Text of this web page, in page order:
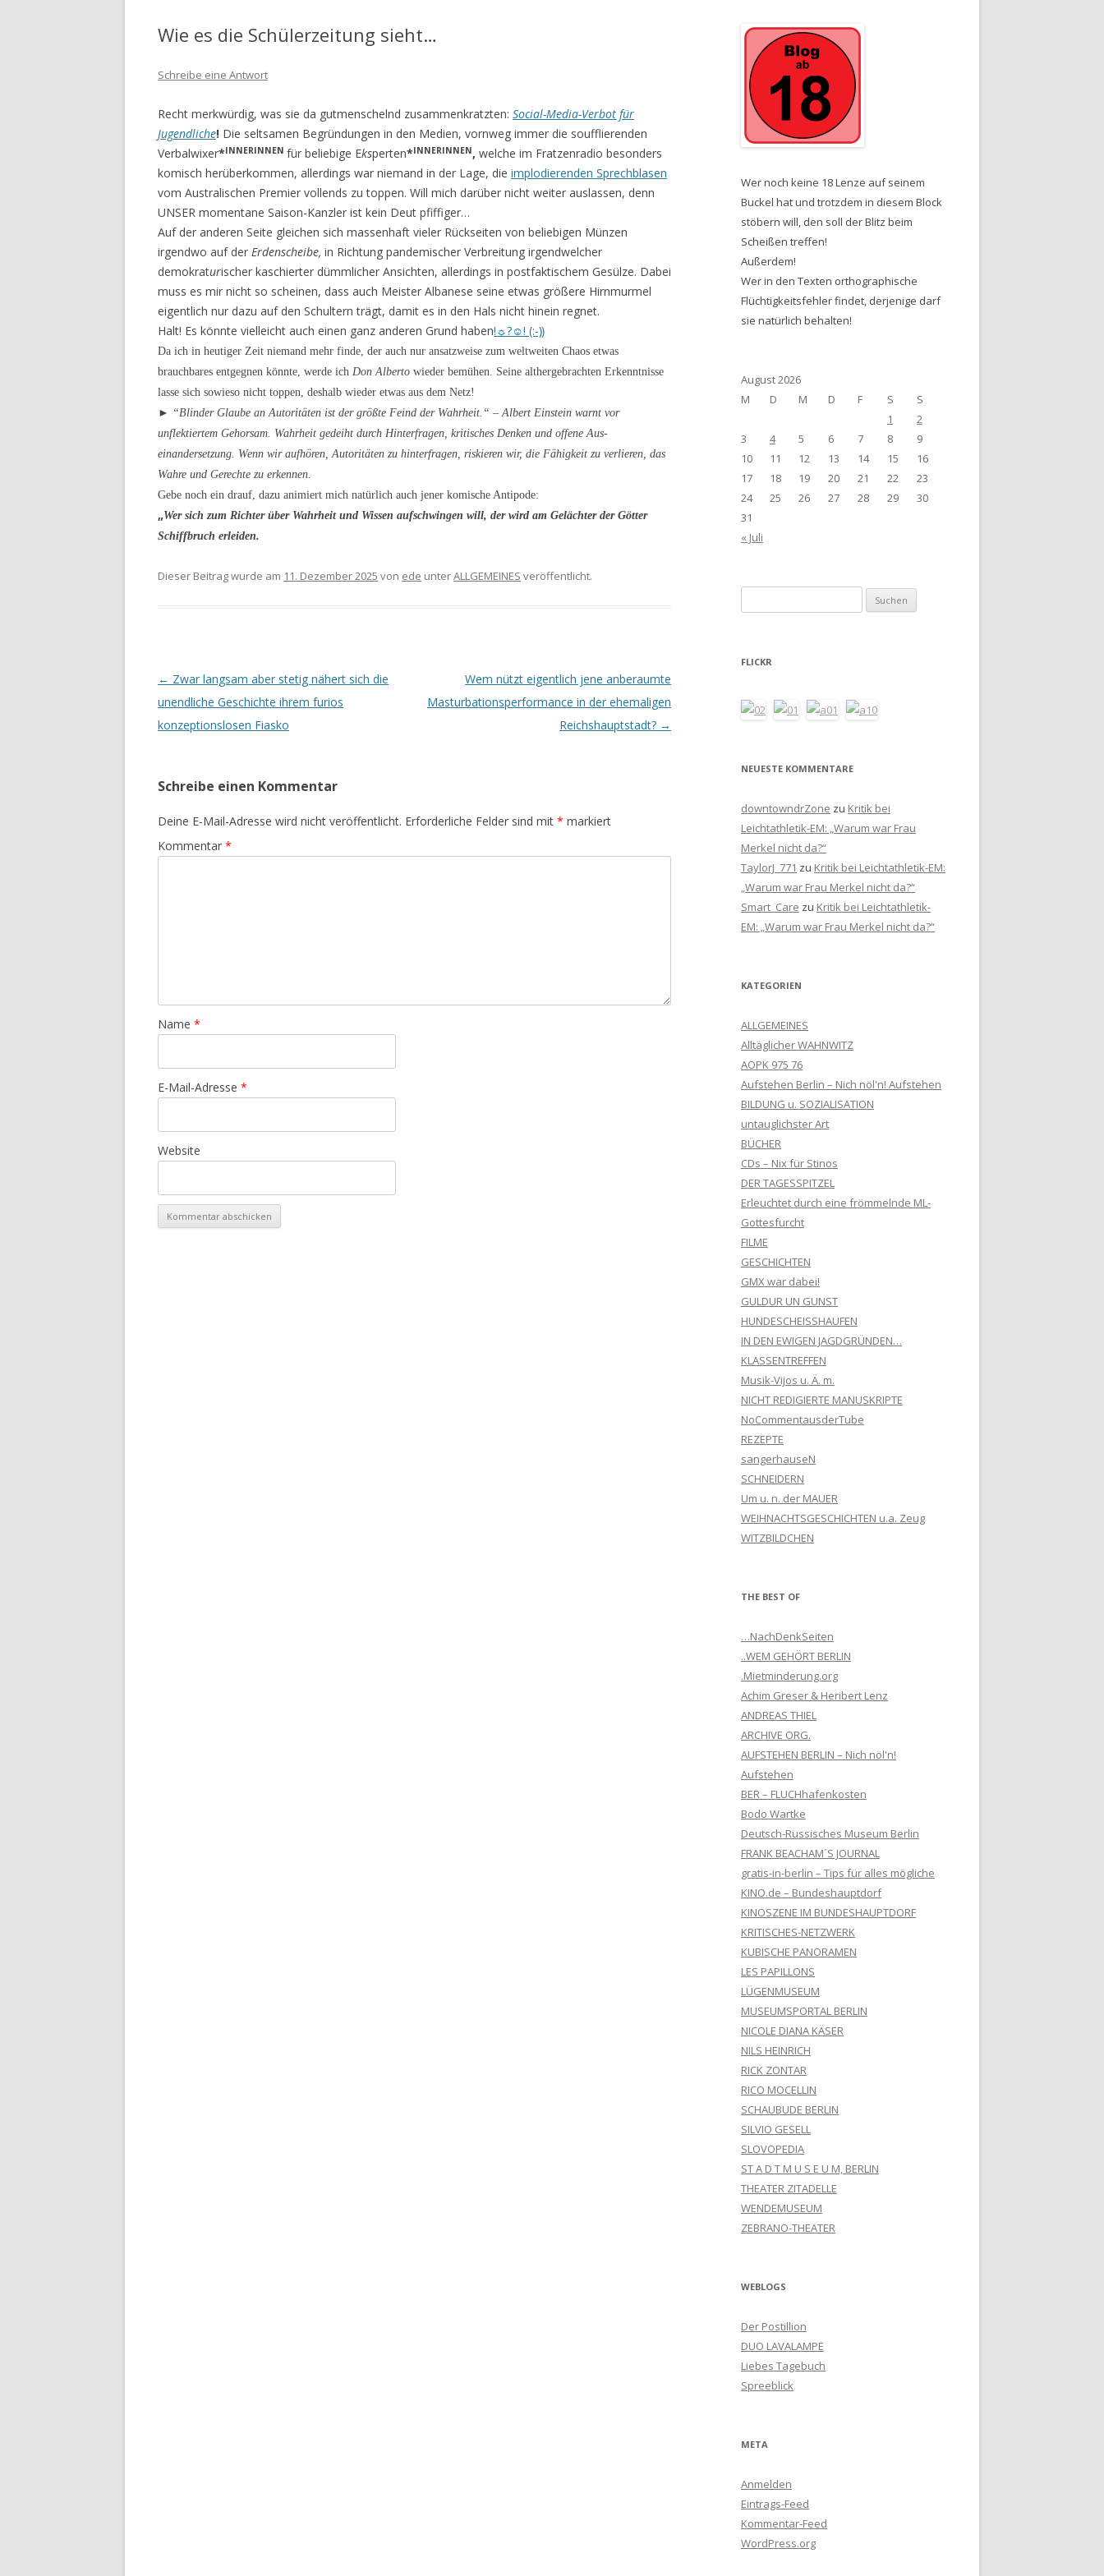
Wie es die Schülerzeitung sieht…
Schreibe eine Antwort
Recht merkwürdig, was sie da gutmenschelnd zusammenkratzten: Social-Media-Verbot für
Jugend­liche! Die seltsamen Begründungen in den Medien, vornweg immer die soufflierenden
Verbalwixer*INNERINNEN für beliebige Eksperten*INNERINNEN, welche im Fratzenradio besonders
komisch herüberkommen, allerdings war niemand in der Lage, die implodierenden Sprechblasen
vom Australischen Premier vollends zu toppen. Will mich darüber nicht weiter auslassen, denn
UNSER momentane Saison-Kanzler ist kein Deut pfiffiger…
Auf der anderen Seite gleichen sich massenhaft vieler Rückseiten von beliebigen Münzen
irgendwo auf der Erdenscheibe, in Richtung pandemischer Verbreitung irgendwelcher
demokraturischer ka­schierter dümmlicher Ansichten, allerdings in postfaktischem Gesülze. Dabei
muss es mir nicht so scheinen, dass auch Meister Albanese seine etwas größere Hirnmurmel
eigentlich nur dazu auf den Schultern trägt, damit es in den Hals nicht hinein regnet.
Halt! Es könnte vielleicht auch einen ganz anderen Grund haben!☼?☺! (:-⸩
Da ich in heutiger Zeit niemand mehr finde, der auch nur ansatzweise zum weltweiten Chaos etwas
brauchbares entgegnen könnte, werde ich Don Alberto wieder bemühen. Seine althergebrachten Erkenntnisse
lasse sich sowieso nicht toppen, deshalb wieder etwas aus dem Netz!
► “Blinder Glaube an Autoritäten ist der größte Feind der Wahrheit.“ – Albert Einstein warnt vor
unflektiertem Gehorsam. Wahrheit gedeiht durch Hinterfragen, kritisches Denken und offene Aus­
einandersetzung. Wenn wir aufhören, Autoritäten zu hinterfragen, riskieren wir, die Fähigkeit zu verlieren, das
Wahre und Gerechte zu erkennen.
Gebe noch ein drauf, dazu animiert mich natürlich auch jener komische Antipode:
„Wer sich zum Richter über Wahrheit und Wissen aufschwingen will, der wird am Gelächter der Götter
Schiffbruch erleiden.
Dieser Beitrag wurde am 11. Dezember 2025 von ede unterALLGEMEINES veröffentlicht.
Beitrags-
Navigation
← Zwar langsam aber stetig nähert sich die
unendliche Geschichte ihrem furios
konzeptionslosen Fiasko
Wem nützt eigentlich jene anberaumte
Masturbationsperformance in der ehemaligen
Reichshauptstadt? →
Schreibe einen Kommentar
Deine E-Mail-Adresse wird nicht veröffentlicht. Erforderliche Felder sind mit * markiert
Kommentar *
Name *
E-Mail-Adresse *
Website
Wer noch keine 18 Lenze auf seinem
Buckel hat und trotzdem in diesem Block
stöbern will, den soll der Blitz beim
Scheißen treffen!
Außerdem!
Wer in den Texten orthographische
Flüchtigkeitsfehler findet, derjenige darf
sie natürlich behalten!
August 2026
M
D M D F S
S
1
2
3
4 5 6 7 8
9
10
11 12 13 14 15
16
17
18 19 20 21 22
23
24
25 26 27 28 29
30
31
« Juli
nach:
FLICKR
NEUESTE KOMMENTARE
downtowndrZone zu Kritik bei
Leichtathletik-EM: „Warum war Frau
Merkel nicht da?“
TaylorJ_771 zu Kritik bei Leichtathletik-EM:
„Warum war Frau Merkel nicht da?“
Smart_Care zu Kritik bei Leichtathletik-
EM: „Warum war Frau Merkel nicht da?“
KATEGORIEN
ALLGEMEINES
Alltäglicher WAHNWITZ
AOPK 975 76
Aufstehen Berlin – Nich nöl'n! Aufstehen
BILDUNG u. SOZIALISATION
untauglichster Art
BÜCHER
CDs – Nix für Stinos
DER TAGESSPITZEL
Erleuchtet durch eine frömmelnde ML-
Gottesfurcht
FILME
GESCHICHTEN
GMX war dabei!
GULDUR UN GUNST
HUNDESCHEISSHAUFEN
IN DEN EWIGEN JAGDGRÜNDEN…
KLASSENTREFFEN
Musik-Vijos u. Ä. m.
NICHT REDIGIERTE MANUSKRIPTE
NoCommentausderTube
REZEPTE
sangerhauseN
SCHNEIDERN
Um u. n. der MAUER
WEIHNACHTSGESCHICHTEN u.a. Zeug
WITZBILDCHEN
THE BEST OF
…NachDenkSeiten
..WEM GEHÖRT BERLIN
.Mietminderung.org
Achim Greser & Heribert Lenz
ANDREAS THIEL
ARCHIVE ORG.
AUFSTEHEN BERLIN – Nich nöl'n!
Aufstehen
BER – FLUCHhafenkosten
Bodo Wartke
Deutsch-Russisches Museum Berlin
FRANK BEACHAM´S JOURNAL
gratis-in-berlin – Tips für alles mögliche
KINO.de – Bundeshauptdorf
KINOSZENE IM BUNDESHAUPTDORF
KRITISCHES-NETZWERK
KUBISCHE PANORAMEN
LES PAPILLONS
LÜGENMUSEUM
MUSEUMSPORTAL BERLIN
NICOLE DIANA KÄSER
NILS HEINRICH
RICK ZONTAR
RICO MOCELLIN
SCHAUBUDE BERLIN
SILVIO GESELL
SLOVOPEDIA
ST A D T M U S E U M, BERLIN
THEATER ZITADELLE
WENDEMUSEUM
ZEBRANO-THEATER
WEBLOGS
Der Postillion
DUO LAVALAMPE
Liebes Tagebuch
Spreeblick
META
Anmelden
Eintrags-Feed
Kommentar-Feed
WordPress.org